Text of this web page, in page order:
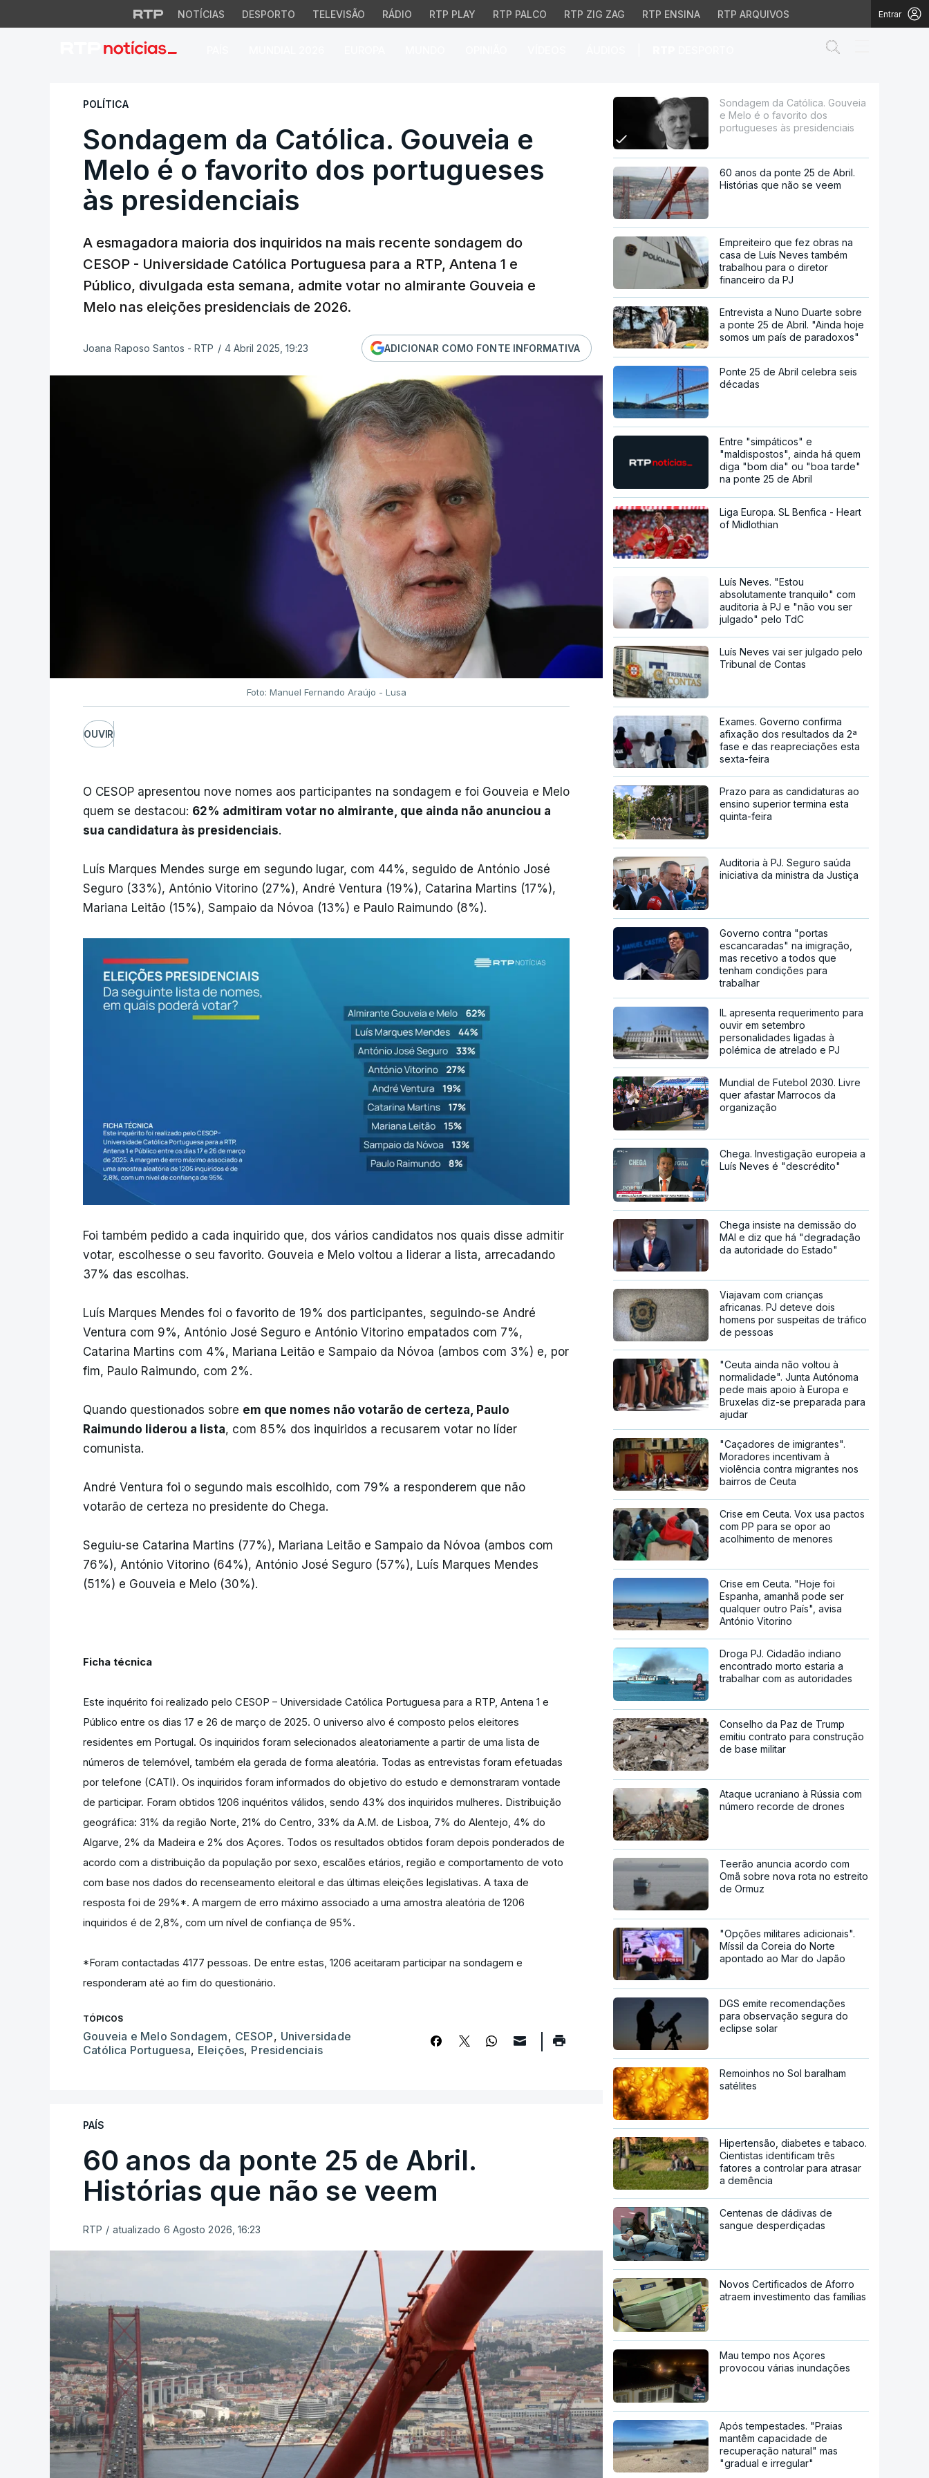
NOTÍCIAS DESPORTO TELEVISÃO RÁDIO RTP PLAY RTP PALCO RTP ZIG ZAG RTP ENSINA RTP ARQUIVOS Entrar
Sondagem da Católica. Gouveia e Melo é o favorito dos
POLÍTICA
Sondagem da Católica. Gouveia e
Melo é o favorito dos portugueses
às presidenciais
A esmagadora maioria dos inquiridos na mais recente sondagem do
CESOP - Universidade Católica Portuguesa para a RTP, Antena 1 e
Público, divulgada esta semana, admite votar no almirante Gouveia e
Melo nas eleições presidenciais de 2026.
Joana Raposo Santos - RTP / 4 Abril 2025, 19:23 ADICIONAR COMO FONTE INFORMATIVA
Foto: Manuel Fernando Araújo - Lusa
OUVIR
O CESOP apresentou nove nomes aos participantes na sondagem e foi Gouveia e Melo
quem se destacou: 62% admitiram votar no almirante, que ainda não anunciou a
sua candidatura às presidenciais.
Luís Marques Mendes surge em segundo lugar, com 44%, seguido de António José
Seguro (33%), António Vitorino (27%), André Ventura (19%), Catarina Martins (17%),
Mariana Leitão (15%), Sampaio da Nóvoa (13%) e Paulo Raimundo (8%).
Foi também pedido a cada inquirido que, dos vários candidatos nos quais disse admitir
votar, escolhesse o seu favorito. Gouveia e Melo voltou a liderar a lista, arrecadando
37% das escolhas.
Luís Marques Mendes foi o favorito de 19% dos participantes, seguindo-se André
Ventura com 9%, António José Seguro e António Vitorino empatados com 7%,
Catarina Martins com 4%, Mariana Leitão e Sampaio da Nóvoa (ambos com 3%) e, por
fim, Paulo Raimundo, com 2%.
Quando questionados sobre em que nomes não votarão de certeza, Paulo
Raimundo liderou a lista, com 85% dos inquiridos a recusarem votar no líder
comunista.
André Ventura foi o segundo mais escolhido, com 79% a responderem que não
votarão de certeza no presidente do Chega.
Seguiu-se Catarina Martins (77%), Mariana Leitão e Sampaio da Nóvoa (ambos com
76%), António Vitorino (64%), António José Seguro (57%), Luís Marques Mendes
(51%) e Gouveia e Melo (30%).
Ficha técnica
Este inquérito foi realizado pelo CESOP – Universidade Católica Portuguesa para a RTP, Antena 1 e
Público entre os dias 17 e 26 de março de 2025. O universo alvo é composto pelos eleitores
residentes em Portugal. Os inquiridos foram selecionados aleatoriamente a partir de uma lista de
números de telemóvel, também ela gerada de forma aleatória. Todas as entrevistas foram efetuadas
por telefone (CATI). Os inquiridos foram informados do objetivo do estudo e demonstraram vontade
de participar. Foram obtidos 1206 inquéritos válidos, sendo 43% dos inquiridos mulheres. Distribuição
geográfica: 31% da região Norte, 21% do Centro, 33% da A.M. de Lisboa, 7% do Alentejo, 4% do
Algarve, 2% da Madeira e 2% dos Açores. Todos os resultados obtidos foram depois ponderados de
acordo com a distribuição da população por sexo, escalões etários, região e comportamento de voto
com base nos dados do recenseamento eleitoral e das últimas eleições legislativas. A taxa de
resposta foi de 29%*. A margem de erro máximo associado a uma amostra aleatória de 1206
inquiridos é de 2,8%, com um nível de confiança de 95%.
*Foram contactadas 4177 pessoas. De entre estas, 1206 aceitaram participar na sondagem e
responderam até ao fim do questionário.
TÓPICOS
Gouveia e Melo Sondagem, CESOP, Universidade
Católica Portuguesa, Eleições, Presidenciais
PAÍS
60 anos da ponte 25 de Abril.
Histórias que não se veem
RTP / atualizado 6 Agosto 2026, 16:23
Sondagem da Católica. Gouveia
e Melo é o favorito dos
portugueses às presidenciais
60 anos da ponte 25 de Abril.
Histórias que não se veem
Empreiteiro que fez obras na
casa de Luís Neves também
trabalhou para o diretor
financeiro da PJ
Entrevista a Nuno Duarte sobre
a ponte 25 de Abril. "Ainda hoje
somos um país de paradoxos"
Ponte 25 de Abril celebra seis
décadas
Entre "simpáticos" e
"maldispostos", ainda há quem
diga "bom dia" ou "boa tarde"
na ponte 25 de Abril
Liga Europa. SL Benfica - Heart
of Midlothian
Luís Neves. "Estou
absolutamente tranquilo" com
auditoria à PJ e "não vou ser
julgado" pelo TdC
Luís Neves vai ser julgado pelo
Tribunal de Contas
Exames. Governo confirma
afixação dos resultados da 2ª
fase e das reapreciações esta
sexta-feira
Prazo para as candidaturas ao
ensino superior termina esta
quinta-feira
Auditoria à PJ. Seguro saúda
iniciativa da ministra da Justiça
Governo contra "portas
escancaradas" na imigração,
mas recetivo a todos que
tenham condições para
trabalhar
IL apresenta requerimento para
ouvir em setembro
personalidades ligadas à
polémica de atrelado e PJ
Mundial de Futebol 2030. Livre
quer afastar Marrocos da
organização
Chega. Investigação europeia a
Luís Neves é "descrédito"
Chega insiste na demissão do
MAI e diz que há "degradação
da autoridade do Estado"
Viajavam com crianças
africanas. PJ deteve dois
homens por suspeitas de tráfico
de pessoas
"Ceuta ainda não voltou à
normalidade". Junta Autónoma
pede mais apoio à Europa e
Bruxelas diz-se preparada para
ajudar
"Caçadores de imigrantes".
Moradores incentivam à
violência contra migrantes nos
bairros de Ceuta
Crise em Ceuta. Vox usa pactos
com PP para se opor ao
acolhimento de menores
Crise em Ceuta. "Hoje foi
Espanha, amanhã pode ser
qualquer outro País", avisa
António Vitorino
Droga PJ. Cidadão indiano
encontrado morto estaria a
trabalhar com as autoridades
Conselho da Paz de Trump
emitiu contrato para construção
de base militar
Ataque ucraniano à Rússia com
número recorde de drones
Teerão anuncia acordo com
Omã sobre nova rota no estreito
de Ormuz
"Opções militares adicionais".
Míssil da Coreia do Norte
apontado ao Mar do Japão
DGS emite recomendações
para observação segura do
eclipse solar
Remoinhos no Sol baralham
satélites
Hipertensão, diabetes e tabaco.
Cientistas identificam três
fatores a controlar para atrasar
a demência
Centenas de dádivas de
sangue desperdiçadas
Novos Certificados de Aforro
atraem investimento das famílias
Mau tempo nos Açores
provocou várias inundações
Após tempestades. "Praias
mantêm capacidade de
recuperação natural" mas
"gradual e irregular"